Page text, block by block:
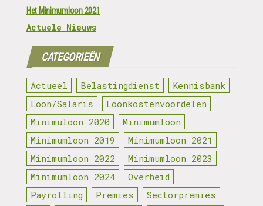
Het Minimumloon 2021
Actuele Nieuws
CATEGORIEËN
Actueel Belastingdienst
Kennisbank
Loon/Salaris
Loonkostenvoordelen
Minimuloon 2020
Minimumloon
Minimumloon 2019
Minimumloon 2021
Minimumloon 2022
Minimumloon 2023
Minimumloon 2024
Overheid
Payrolling
Premies
Sectorpremies